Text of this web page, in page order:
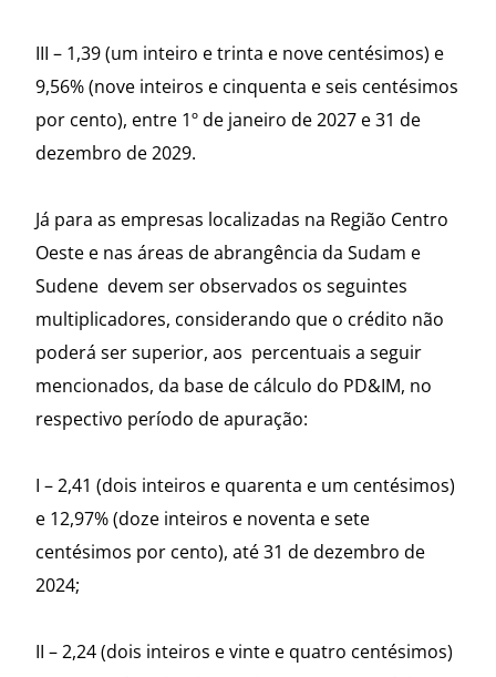
III – 1,39 (um inteiro e trinta e nove centésimos) e
9,56% (nove inteiros e cinquenta e seis centésimos
por cento), entre 1º de janeiro de 2027 e 31 de
dezembro de 2029.
Já para as empresas localizadas na Região Centro
Oeste e nas áreas de abrangência da Sudam e
Sudene devem ser observados os seguintes
multiplicadores, considerando que o crédito não
poderá ser superior, aos percentuais a seguir
mencionados, da base de cálculo do PD&IM, no
respectivo período de apuração:
I – 2,41 (dois inteiros e quarenta e um centésimos)
e 12,97% (doze inteiros e noventa e sete
centésimos por cento), até 31 de dezembro de
2024;
II – 2,24 (dois inteiros e vinte e quatro centésimos)